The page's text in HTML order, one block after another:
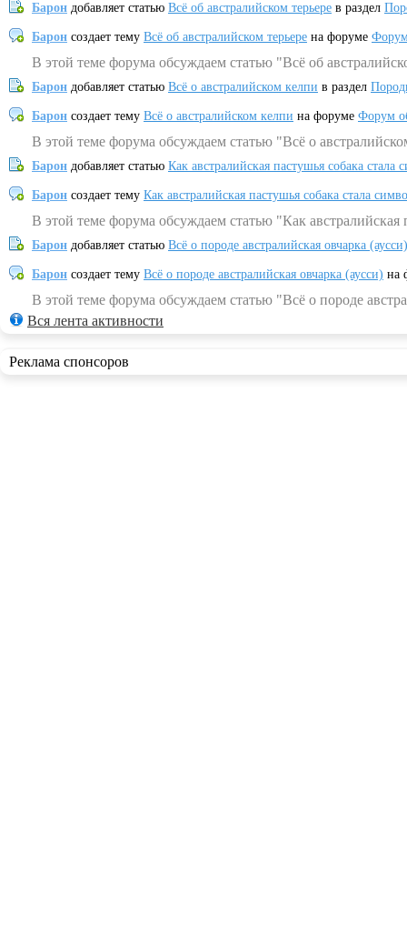
Барон добавляет статью Всё об австралийском терьере в раздел
Барон создает тему Всё об австралийском терьере на форуме
В этой теме форума обсуждаем статью "Всё об
Барон добавляет статью Всё о австралийском келпи в раздел
Барон создает тему Всё о австралийском келпи на форуме Форум
В этой теме форума обсуждаем статью "Всё о
Барон добавляет статью Как австралийская пастушья собака
Барон создает тему Как австралийская пастушья собака стала
В этой теме форума обсуждаем статью "Как
Барон добавляет статью Всё о породе австралийская овчарка (аусси)
Барон создает тему Всё о породе австралийская овчарка (аусси) на
В этой теме форума обсуждаем статью "Всё о породе
Вся лента активности
Реклама спонсоров